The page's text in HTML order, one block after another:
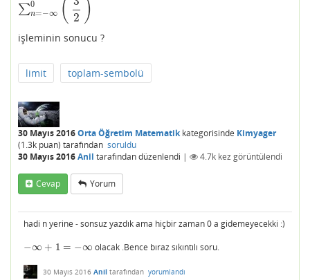
∑0
n=−∞ ( 2 )
∑ n=− 0(3 2 n
işleminin sonucu ?
limit toplam-sembolü
30 Mayıs 2016Orta Öğretim Matematikkategorisinde Kimyager
(1.3k puan) tarafından soruldu
30 Mayıs 2016Anil tarafındandüzenlendi | 4.7k kez görüntülendi
Cevap Yorum
hadi n yerine - sonsuz yazdık ama hiçbir zaman 0 a gidemeyecekki :)
−∞ + 1 = −∞
−∞+1 =− ∞ olacak .Bence bıraz sıkıntılı soru.
30 Mayıs 2016 Anil tarafından yorumlandı